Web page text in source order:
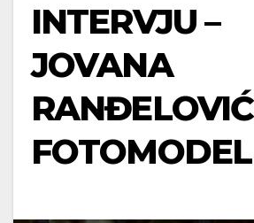
INTERVJU –
JOVANA
RANĐELOVIĆ
FOTOMODEL